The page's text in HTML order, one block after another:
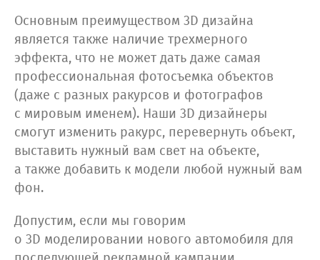
Основным преимуществом 3D дизайна
является также наличие трехмерного
эффекта, что не может дать даже самая
профессиональная фотосъемка объектов
(даже с разных ракурсов и фотографов
с мировым именем). Наши 3D дизайнеры
смогут изменить ракурс, перевернуть объект,
выставить нужный вам свет на объекте,
а также добавить к модели любой нужный вам
фон.
Допустим, если мы говорим
о 3D моделировании нового автомобиля для